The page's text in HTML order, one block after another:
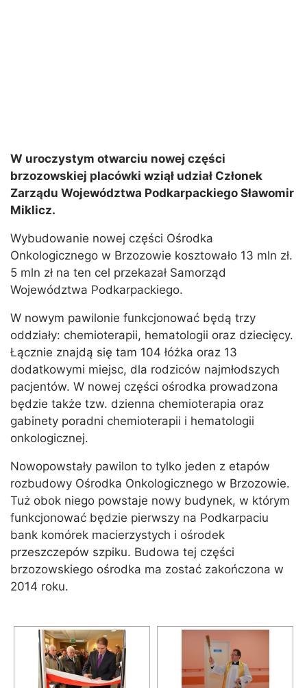
W uroczystym otwarciu nowej części
brzozowskiej placówki wziął udział Członek
Zarządu Województwa Podkarpackiego Sławomir
Miklicz.
Wybudowanie nowej części Ośrodka
Onkologicznego w Brzozowie kosztowało 13 mln zł.
5 mln zł na ten cel przekazał Samorząd
Województwa Podkarpackiego.
W nowym pawilonie funkcjonować będą trzy
oddziały: chemioterapii, hematologii oraz dziecięcy.
Łącznie znajdą się tam 104 łóżka oraz 13
dodatkowymi miejsc, dla rodziców najmłodszych
pacjentów. W nowej części ośrodka prowadzona
będzie także tzw. dzienna chemioterapia oraz
gabinety poradni chemioterapii i hematologii
onkologicznej.
Nowopowstały pawilon to tylko jeden z etapów
rozbudowy Ośrodka Onkologicznego w Brzozowie.
Tuż obok niego powstaje nowy budynek, w którym
funkcjonować będzie pierwszy na Podkarpaciu
bank komórek macierzystych i ośrodek
przeszczepów szpiku. Budowa tej części
brzozowskiego ośrodka ma zostać zakończona w
2014 roku.